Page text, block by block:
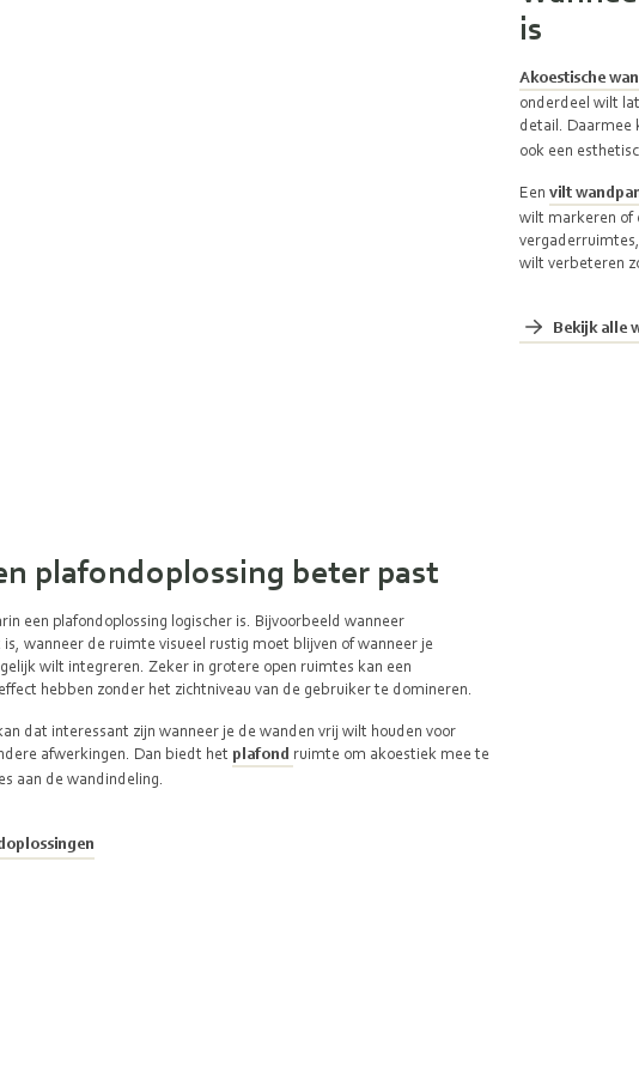
is
Akoestische
onderdeel wilt
detail. Daarmee
ook een
Een vilt
wilt markeren of
wilt verbeteren
Bekijk alle
plafondoplossing beter past
een plafondoplossing logischer is. Bijvoorbeeld wanneer
wanneer de ruimte visueel rustig moet blijven of wanneer je
wilt integreren. Zeker in grotere open ruimtes kan een
hebben zonder het zichtniveau van de gebruiker te domineren.
dat interessant zijn wanneer je de wanden vrij wilt houden voor
afwerkingen. Dan biedt het plafond ruimte om akoestiek mee te
aan de wandindeling.